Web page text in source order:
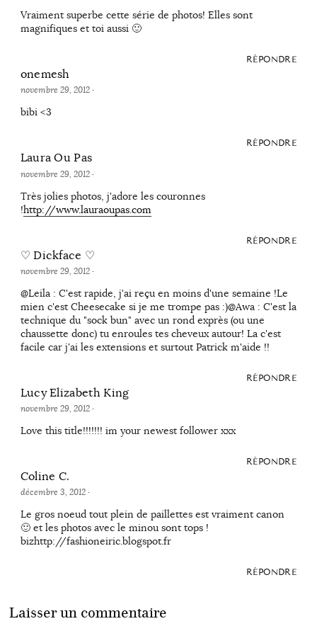
Vraiment superbe cette série de photos! Elles sont
magnifiques et toi aussi 🙂
RÉPONDRE
onemesh
novembre 29, 2012·
bibi <3
RÉPONDRE
Laura Ou Pas
novembre 29, 2012·
Très jolies photos, j'adore les couronnes
!http://www.lauraoupas.com
RÉPONDRE
♡ Dickface ♡
novembre 29, 2012·
@Leila : C'est rapide, j'ai reçu en moins d'une semaine !Le
mien c'est Cheesecake si je me trompe pas :)@Awa : C'est la
technique du "sock bun" avec un rond exprès (ou une
chaussette donc) tu enroules tes cheveux autour! La c'est
facile car j'ai les extensions et surtout Patrick m'aide !!
RÉPONDRE
Lucy Elizabeth King
novembre 29, 2012·
Love this title!!!!!!! im your newest follower xxx
RÉPONDRE
Coline C.
décembre 3, 2012·
Le gros noeud tout plein de paillettes est vraiment canon
🙂 et les photos avec le minou sont tops !
bizhttp://fashioneiric.blogspot.fr
RÉPONDRE
Laisser un commentaire